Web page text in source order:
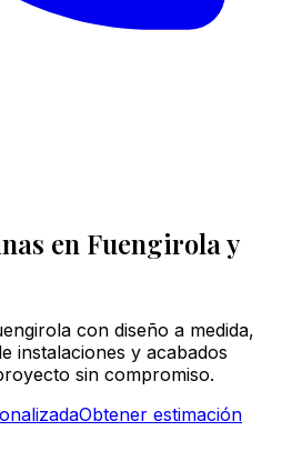
en Fuengirola y
con diseño a medida,
instalaciones y acabados
sin compromiso.
Obtener estimación